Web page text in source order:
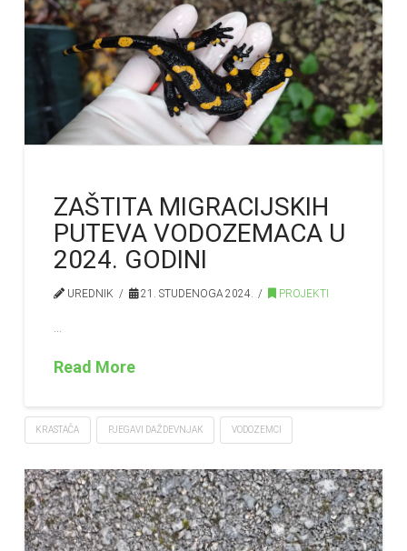
ZAŠTITA MIGRACIJSKIH
PUTEVA VODOZEMACA U
2024. GODINI
UREDNIK 21. STUDENOGA 2024. PROJEKTI
…
Read More
KRASTAČA PJEGAVI DAŽDEVNJAK VODOZEMCI